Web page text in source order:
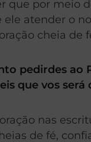
que por meio
ele atender o
cheia de
pedirdes ao
que vos será
nas
de fé,